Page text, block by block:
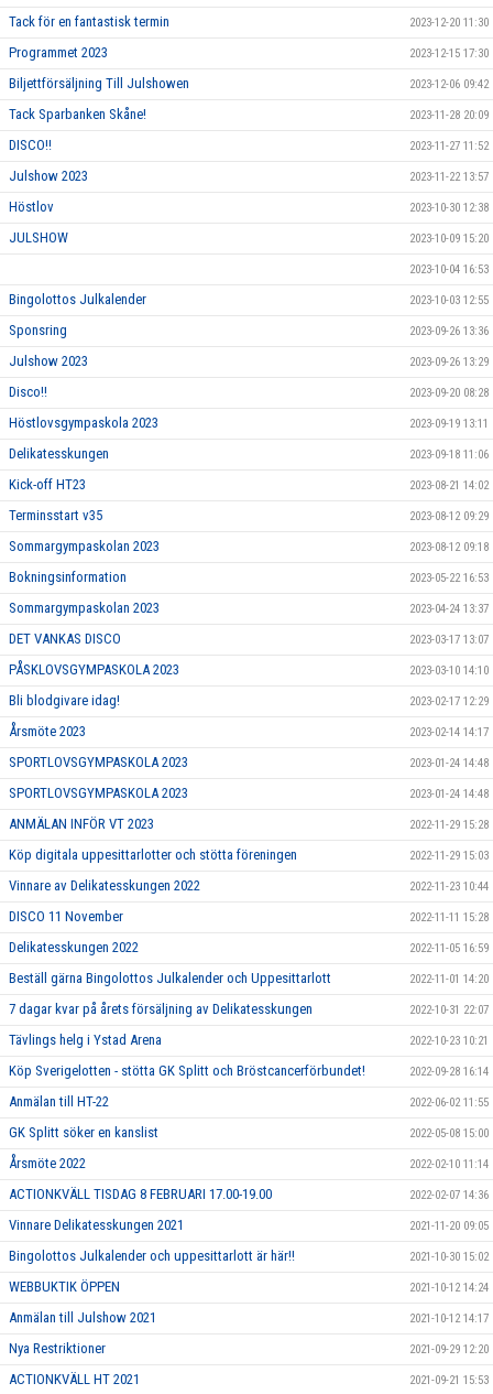
Tack för en fantastisk termin 2023-12-20 11:30
Programmet 2023 2023-12-15 17:30
Biljettförsäljning Till Julshowen 2023-12-06 09:42
Tack Sparbanken Skåne! 2023-11-28 20:09
DISCO!! 2023-11-27 11:52
Julshow 2023 2023-11-22 13:57
Höstlov 2023-10-30 12:38
JULSHOW 2023-10-09 15:20
2023-10-04 16:53
Bingolottos Julkalender 2023-10-03 12:55
Sponsring 2023-09-26 13:36
Julshow 2023 2023-09-26 13:29
Disco!! 2023-09-20 08:28
Höstlovsgympaskola 2023 2023-09-19 13:11
Delikatesskungen 2023-09-18 11:06
Kick-off HT23 2023-08-21 14:02
Terminsstart v35 2023-08-12 09:29
Sommargympaskolan 2023 2023-08-12 09:18
Bokningsinformation 2023-05-22 16:53
Sommargympaskolan 2023 2023-04-24 13:37
DET VANKAS DISCO 2023-03-17 13:07
PÅSKLOVSGYMPASKOLA 2023 2023-03-10 14:10
Bli blodgivare idag! 2023-02-17 12:29
Årsmöte 2023 2023-02-14 14:17
SPORTLOVSGYMPASKOLA 2023 2023-01-24 14:48
SPORTLOVSGYMPASKOLA 2023 2023-01-24 14:48
ANMÄLAN INFÖR VT 2023 2022-11-29 15:28
Köp digitala uppesittarlotter och stötta föreningen 2022-11-29 15:03
Vinnare av Delikatesskungen 2022 2022-11-23 10:44
DISCO 11 November 2022-11-11 15:28
Delikatesskungen 2022 2022-11-05 16:59
Beställ gärna Bingolottos Julkalender och Uppesittarlott 2022-11-01 14:20
7 dagar kvar på årets försäljning av Delikatesskungen 2022-10-31 22:07
Tävlings helg i Ystad Arena 2022-10-23 10:21
Köp Sverigelotten - stötta GK Splitt och Bröstcancerförbundet! 2022-09-28 16:14
Anmälan till HT-22 2022-06-02 11:55
GK Splitt söker en kanslist 2022-05-08 15:00
Årsmöte 2022 2022-02-10 11:14
ACTIONKVÄLL TISDAG 8 FEBRUARI 17.00-19.00 2022-02-07 14:36
Vinnare Delikatesskungen 2021 2021-11-20 09:05
Bingolottos Julkalender och uppesittarlott är här!! 2021-10-30 15:02
WEBBUKTIK ÖPPEN 2021-10-12 14:24
Anmälan till Julshow 2021 2021-10-12 14:17
Nya Restriktioner 2021-09-29 12:20
ACTIONKVÄLL HT 2021 2021-09-21 15:53